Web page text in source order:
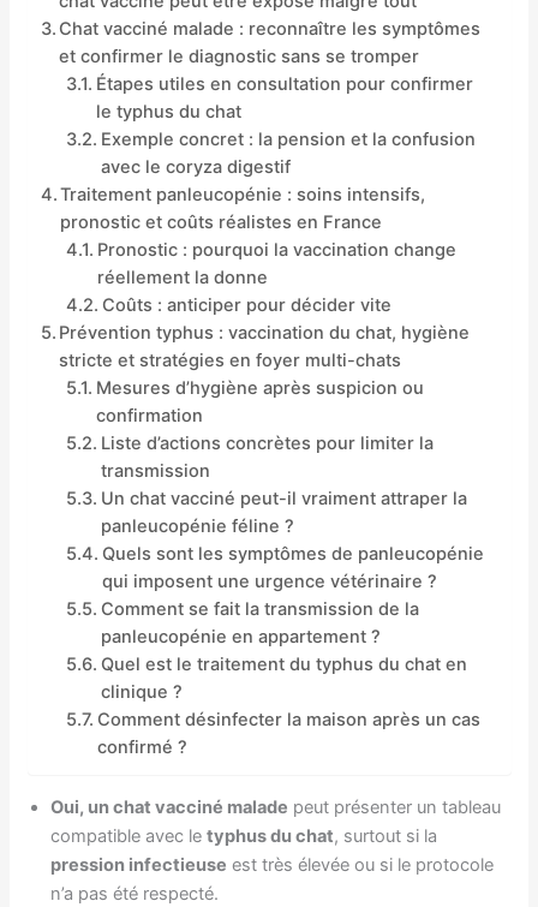
Chat vacciné malade : reconnaître les symptômes
et confirmer le diagnostic sans se tromper
Étapes utiles en consultation pour confirmer
le typhus du chat
Exemple concret : la pension et la confusion
avec le coryza digestif
Traitement panleucopénie : soins intensifs,
pronostic et coûts réalistes en France
Pronostic : pourquoi la vaccination change
réellement la donne
Coûts : anticiper pour décider vite
Prévention typhus : vaccination du chat, hygiène
stricte et stratégies en foyer multi-chats
Mesures d’hygiène après suspicion ou
confirmation
Liste d’actions concrètes pour limiter la
transmission
Un chat vacciné peut-il vraiment attraper la
panleucopénie féline ?
Quels sont les symptômes de panleucopénie
qui imposent une urgence vétérinaire ?
Comment se fait la transmission de la
panleucopénie en appartement ?
Quel est le traitement du typhus du chat en
clinique ?
Comment désinfecter la maison après un cas
confirmé ?
Oui, un chat vacciné malade peut présenter un tableau
compatible avec letyphus du chat, surtout si la
pression infectieuse est très élevée ou si le protocole
n’a pas été respecté.